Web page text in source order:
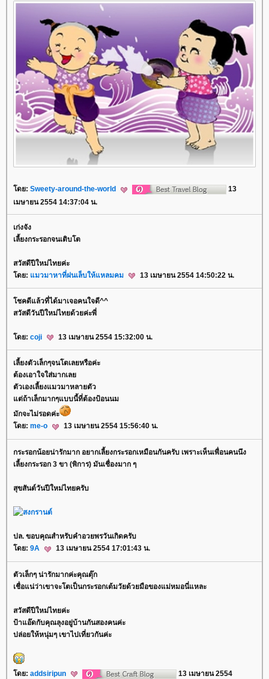
ดย: Sweety-around-the-world
13
เมษายน 2554 14:37:04 น.
เก่งจัง
เลี้ยงกระรอกจนเติบโต
สวัสดีปีใหม่ไทยค่ะ
ดย: มวมาหาที่ฝนเล็บให้แหลมคม 13 เมษายน 2554 14:50:22 น.
ชคดีแล้วที่ได้มาเจอคนใจดี^^
สวัสดีวันปีใหม่ไทยด้วยค่ะพี่
ดย: coji 13 เมษายน 2554 15:32:00 น.
เลี้ยงตัวเล็กๆจนโตเลยหรือค่ะ
ต้องเอาใจใส่มากเล
ตัวเองเลี้ยงแมวมาหลายตัว
ต่ถ้าเล็กมากๆแบบนี้ที่ต้องป้อนนม
มักจะไม่รอดค่ะ
ดย: me-o 13 เมษายน 2554 15:56:40 น.
กระรอกน้อยน่ารักมาก อยากเลี้ยงกระรอกเหมือนกันครับ เพราะเห็นเพื่อนคนนึง
เลี้ยงกระรอก 3 ขา (พิการ) มันเชื่องมาก ๆ
สุขสันต์วันปีใหม่ไทยครับ
ปล. ขอบคุณสำหรับคำอวยพรวันเกิดครับ
ดย: 9A 13 เมษายน 2554 17:01:43 น.
ตัวเล็กๆ น่ารักมากค่ะคุณตุ๊ก
เชื่อแน่ว่าเขาจะโตเป็นกระรอกเต้มวัยด้วยมือของแม่หมอนี่แหละ
สวัสดีปีใหม่ไทยค่ะ
ป้าแอ๊ดกับคุณลุงอยู่บ้านกันสองคนค่ะ
ปล่อยให้หนุ่มๆ เขาไปเที่ยวกันค่ะ
ดย: addsiripun
13 เมษายน 2554